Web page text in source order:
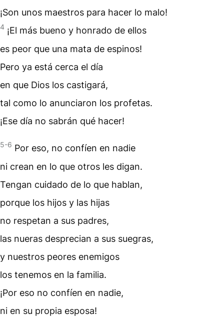
¡Son unos maestros para hacer lo malo!
4 ¡El más bueno y honrado de ellos
es peor que una mata de espinos!
Pero ya está cerca el día
en que Dios los castigará,
tal como lo anunciaron los profetas.
¡Ese día no sabrán qué hacer!
5-6 Por eso, no confíen en nadie
ni crean en lo que otros les digan.
Tengan cuidado de lo que hablan,
porque los hijos y las hijas
no respetan a sus padres,
las nueras desprecian a sus suegras,
y nuestros peores enemigos
los tenemos en la familia.
¡Por eso no confíen en nadie,
ni en su propia esposa!